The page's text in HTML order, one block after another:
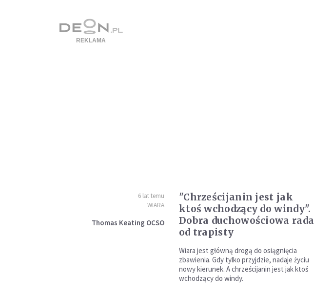
6 lat temu
WIARA
Thomas Keating OCSO
"Chrześcijanin jest jak
ktoś wchodzący do windy".
Dobra duchowościowa rada
od trapisty
Wiara jest główną drogą do osiągnięcia
zbawienia. Gdy tylko przyjdzie, nadaje życiu
nowy kierunek. A chrześcijanin jest jak ktoś
wchodzący do windy.